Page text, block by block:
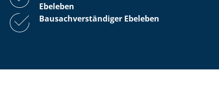
Ebeleben
Bau­sach­ver­stän­di­ger Ebeleben